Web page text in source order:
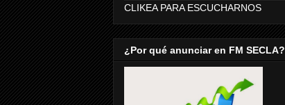
CLIKEA PARA ESCUCHARNOS
¿Por qué anunciar en FM SECLA?